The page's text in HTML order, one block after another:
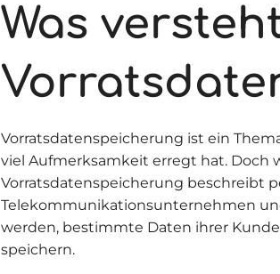
Was
Vorratsdatenspeicherung ist ein
viel Aufmerksamkeit erregt hat. Doch
Vorratsdatenspeicherung beschreibt
Telekommunikationsunternehmen
werden, bestimmte Daten ihrer
speichern.